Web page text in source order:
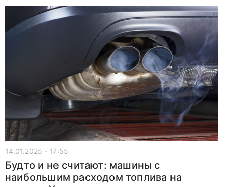
14.01.2025 - 17:55
Будто и не считают: машины с
наибольшим расходом топлива на